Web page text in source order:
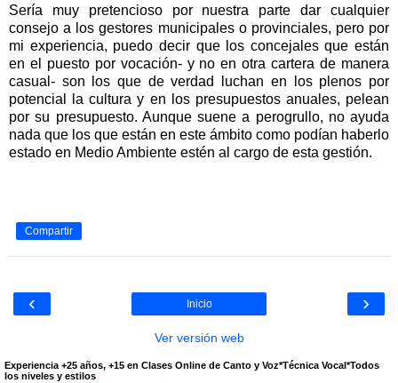
Sería muy pretencioso por nuestra parte dar cualquier
consejo a los gestores municipales o provinciales, pero por
mi experiencia, puedo decir que los concejales que están
en el puesto por vocación- y no en otra cartera de manera
casual- son los que de verdad luchan en los plenos por
potencial la cultura y en los presupuestos anuales, pelean
por su presupuesto. Aunque suene a perogrullo, no ayuda
nada que los que están en este ámbito como podían haberlo
estado en Medio Ambiente estén al cargo de esta gestión.
Compartir
‹ ›
Inicio
Ver versión web
Experiencia +25 años, +15 en Clases Online de Canto y Voz*Técnica Vocal*Todos
los niveles y estilos